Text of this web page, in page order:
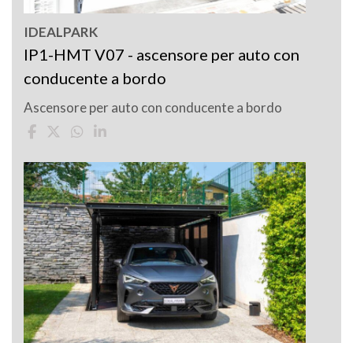
IDEALPARK
IP1-HMT V07 - ascensore per auto con
conducente a bordo
Ascensore per auto con conducente a bordo